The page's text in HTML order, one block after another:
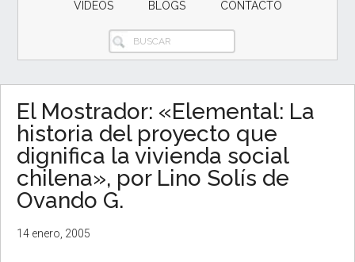
VIDEOS BLOGS CONTACTO
BUSCAR
El Mostrador: «Elemental: La
historia del proyecto que
dignifica la vivienda social
chilena», por Lino Solís de
Ovando G.
14 enero, 2005